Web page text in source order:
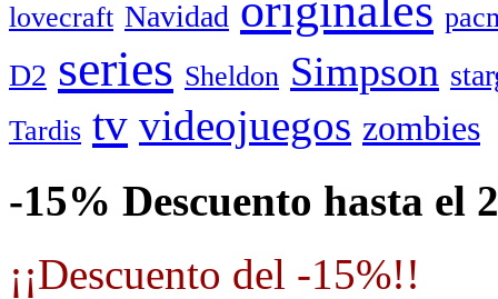
lovecraft Navidad
D2 series Sheldon Simpson
Tardis tv videojuegos zombies
-15% Descuento hasta el
¡¡Descuento del -15%!!